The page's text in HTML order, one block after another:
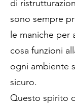
di
sono sempre
le maniche per
cosa funzioni
ogni ambiente
sicuro.
Questo spirito